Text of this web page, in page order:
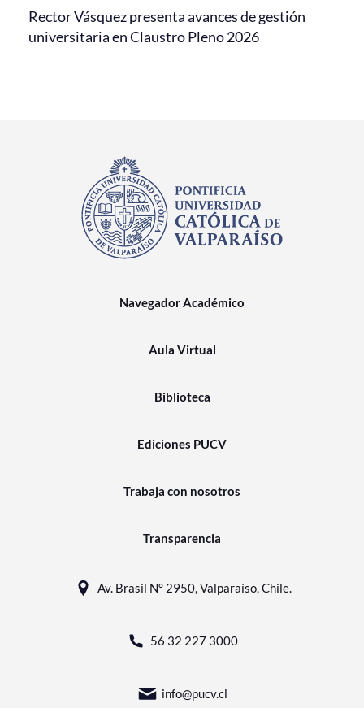
Rector Vásquez presenta avances de gestión
universitaria en Claustro Pleno 2026
Navegador Académico
Aula Virtual
Biblioteca
Ediciones PUCV
Trabaja con nosotros
Transparencia
Av. Brasil N° 2950, Valparaíso, Chile.
56 32 227 3000
info@pucv.cl